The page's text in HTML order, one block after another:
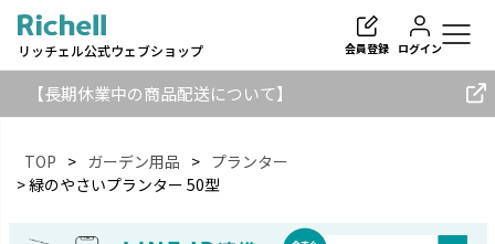
リッチェル公式ウェブショップ 会員登録 ログイン
【長期休業中の商品配送について】
TOP ガーデン用品
プランター
緑のやさいプランター 50型